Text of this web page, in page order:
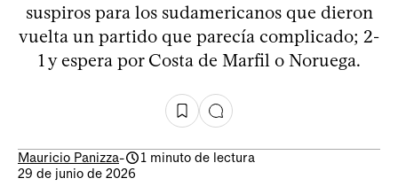
suspiros para los sudamericanos que dieron
vuelta un partido que parecía complicado; 2-
1 y espera por Costa de Marfil o Noruega.
Mauricio Panizza-
1 minuto de lectura
29 de junio de 2026